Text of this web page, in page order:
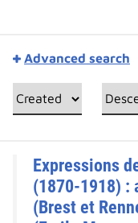
Advanced search
Expressions
(1870-1918) :
(Brest et